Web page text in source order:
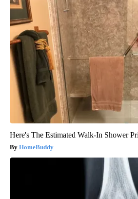
Here's The Estimated Walk-In Shower
HomeBuddy